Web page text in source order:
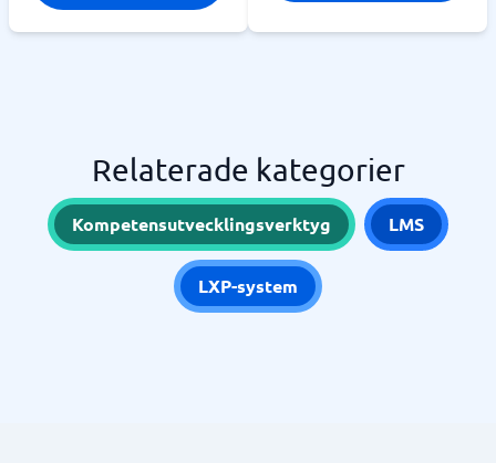
Relaterade kategorier
Kompetensutvecklingsverktyg LMS
LXP-system